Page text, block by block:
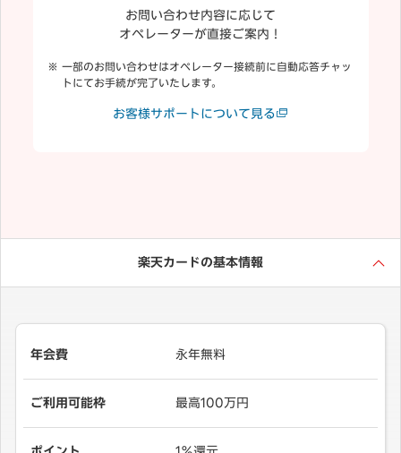
お問い合わせ内容に応じて
オペレーターが直接ご案内！
一部のお問い合わせはオペレーター接続前に自動応答チャッ
トにてお手続が完了いたします。
お客様サポートについて見る
楽天カードの基本情報
年会費 永年無料
ご利用可能枠 最高100万円